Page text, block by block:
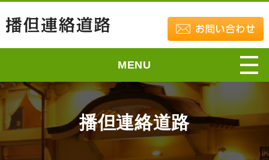
MENU
播但連絡道路